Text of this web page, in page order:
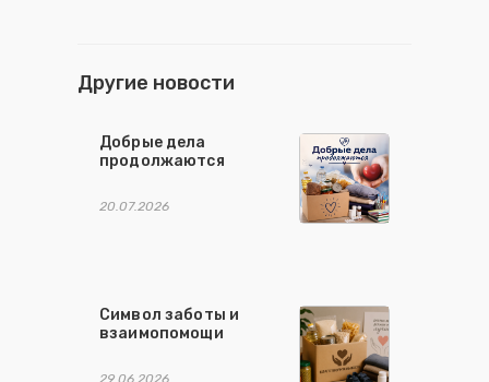
Другие новости
Добрые дела
продолжаются
20.07.2026
Символ заботы и
взаимопомощи